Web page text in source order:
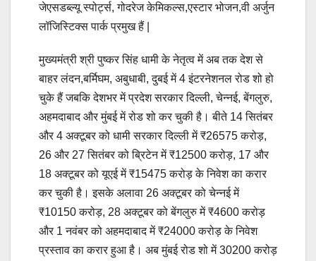
जेएसडब्ल्यू स्पोर्ट्स, गोदरेज केमिकल्स,एस्टार भोजन,वी अर्जुन
लॉजिस्टिक्स पार्क प्रमुख हैं |
मुख्यमंत्री श्री पुष्कर सिंह धामी के नेतृत्व में अब तक देश से
बाहर लंदन,बर्मिघम, अबुधाबी, दुबई में 4 इंटरनेशनल रोड शो हो
चुके हैं जबकि देशभर में प्रदेश सरकार दिल्ली, चेन्नई, बेंगलुरु,
अहमदाबाद और मुंबई में रोड शो कर चुकी है। बीते 14 सितंबर
और 4 अक्टूबर को धामी सरकार दिल्ली में ₹26575 करोड़,
26 और 27 सितंबर को ब्रिटेन में ₹12500 करोड़, 17 और
18 अक्टूबर को यूएई में ₹15475 करोड़ के निवेश का करार
कर चुकी है। इसके अलावा 26 अक्टूबर को चेन्नई में
₹10150 करोड़, 28 अक्टूबर को बेंगलुरु में ₹4600 करोड़
और 1 नवंबर को अहमदाबाद में ₹24000 करोड़ के निवेश
प्रस्ताव का करार हुआ है। अब मुंबई रोड शो में 30200 करोड़